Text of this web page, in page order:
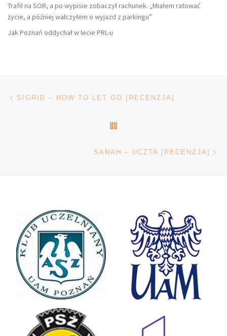
Trafił na SOR, a po wypisie zobaczył rachunek. „Miałem ratować
życie, a później walczyłem o wyjazd z parkingu”
Jak Poznań oddychał w lecie PRL-u
Nawigacja wpisu
SIGRID – HOW TO LET GO [RECENZJA]
SANAH – UCZTA [RECENZJA]